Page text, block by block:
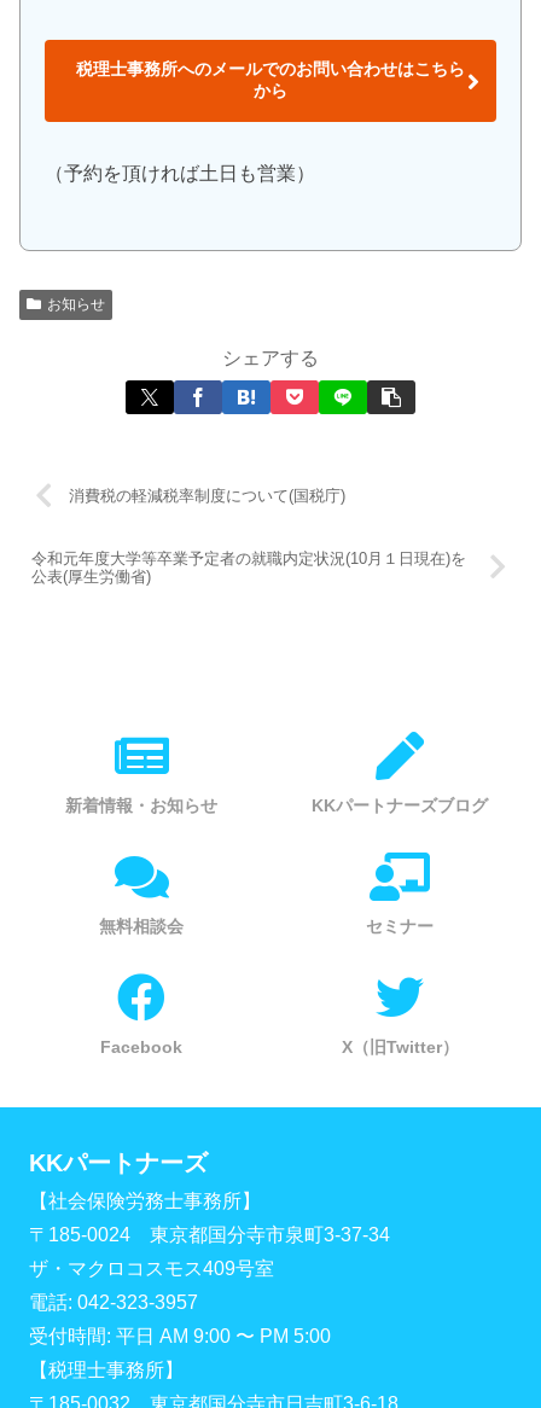
税理士事務所へのメールでのお問い合わせはこちら
から
（予約を頂ければ土日も営業）
お知らせ
シェアする
消費税の軽減税率制度について(国税庁)
令和元年度大学等卒業予定者の就職内定状況(10月１日現在)を
公表(厚生労働省)
新着情報・お知らせ KKパートナーズブログ
無料相談会 セミナー
Facebook X（旧Twitter）
KKパートナーズ
【社会保険労務士事務所】
〒185-0024 東京都国分寺市泉町3-37-34
ザ・マクロコスモス409号室
電話: 042-323-3957
受付時間: 平日 AM 9:00 〜 PM 5:00
【税理士事務所】
〒185-0032 東京都国分寺市日吉町3-6-18